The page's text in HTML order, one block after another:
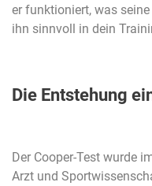
er funktioniert, was
ihn sinnvoll in dein
Die Entstehung
Der Cooper-Test wurde
Arzt und